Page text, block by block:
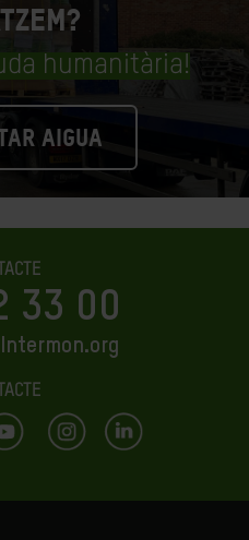
humanitària!
AIGUA
33 00